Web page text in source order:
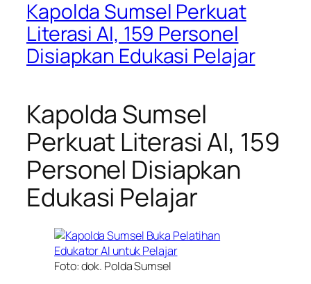
Kapolda Sumsel Perkuat
Literasi AI, 159 Personel
Disiapkan Edukasi Pelajar
Kapolda Sumsel
Perkuat Literasi AI, 159
Personel Disiapkan
Edukasi Pelajar
Foto: dok. Polda Sumsel